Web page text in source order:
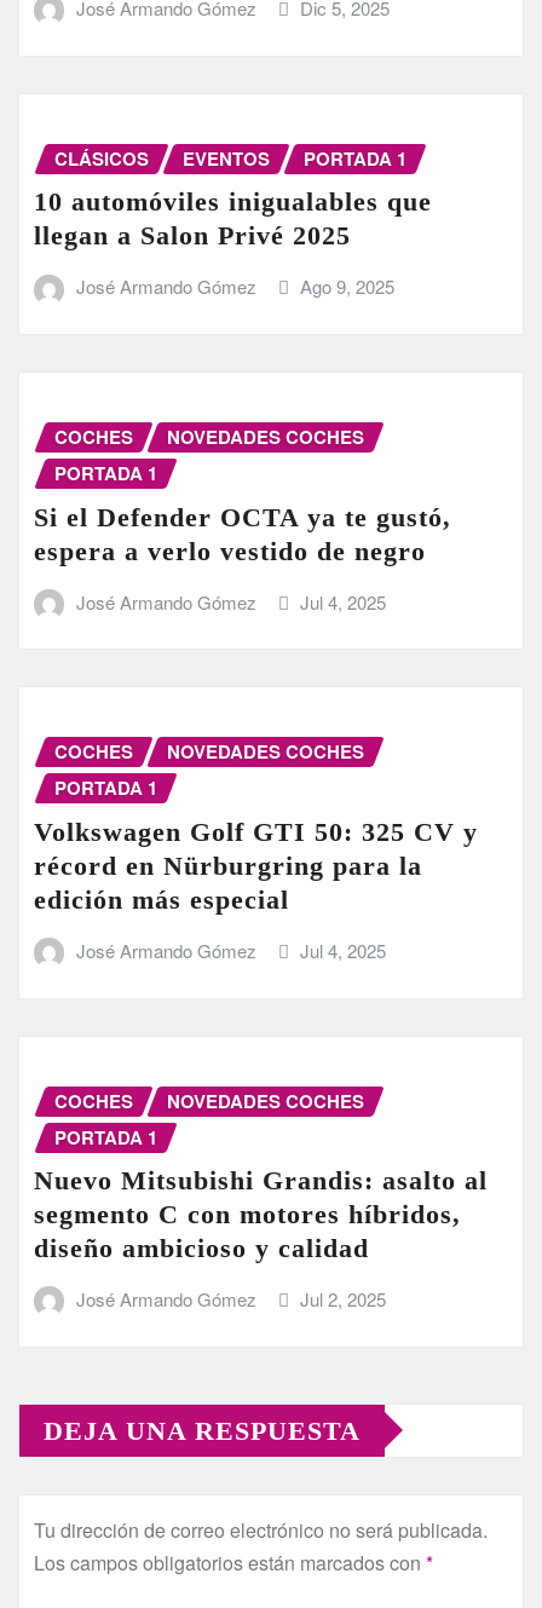
José Armando Gómez Dic 5, 2025
CLÁSICOS EVENTOS PORTADA 1
10 automóviles inigualables que
llegan a Salon Privé 2025
José Armando Gómez Ago 9, 2025
COCHES
NOVEDADES COCHES
PORTADA 1
Si el Defender OCTA ya te gustó,
espera a verlo vestido de negro
José Armando Gómez Jul 4, 2025
COCHES
NOVEDADES COCHES
PORTADA 1
Volkswagen Golf GTI 50: 325 CV y
récord en Nürburgring para la
edición más especial
José Armando Gómez Jul 4, 2025
COCHES
NOVEDADES COCHES
PORTADA 1
Nuevo Mitsubishi Grandis: asalto al
segmento C con motores híbridos,
diseño ambicioso y calidad
José Armando Gómez Jul 2, 2025
DEJA UNA RESPUESTA
Tu dirección de correo electrónico no será publicada.
Los campos obligatorios están marcados con *